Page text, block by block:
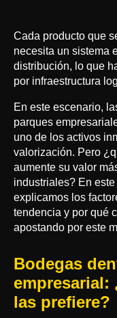
Cada producto que
necesita un sistema
distribución, lo que
por infraestructura
En este escenario,
parques
uno de los activos
valorización. Pero
aumente su valor
industriales? En
explicamos los
tendencia y por qué
apostando por este
Bodegas
empresarial:
las prefiere?